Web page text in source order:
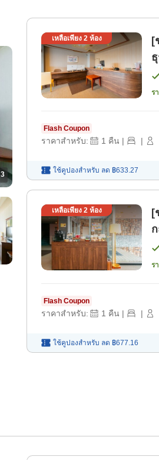
3
เหลือเพียง 2ห้อง
[
ร
Flash Coupon
ราคาสำหรับ: 1 คืน | |
ใช้คูปองสำหรับ ลด ฿633.27
เหลือเพียง 2ห้อง
[
ร
Flash Coupon
ราคาสำหรับ: 1 คืน | |
ใช้คูปองสำหรับ ลด ฿677.16